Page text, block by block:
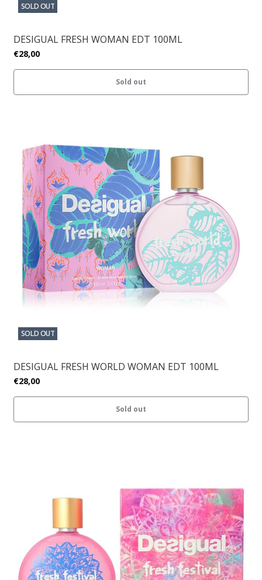
SOLD OUT
DESIGUAL FRESH WOMAN EDT 100ML
€28,00
Sold out
SOLD OUT
DESIGUAL FRESH WORLD WOMAN EDT 100ML
€28,00
Sold out